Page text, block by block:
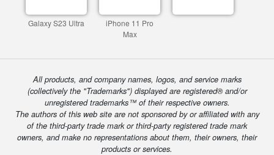
Galaxy S23 Ultra
iPhone 11 Pro
Max
All products, and company names, logos, and service marks
(collectively the "Trademarks") displayed are registered® and/or
unregistered trademarks™ of their respective owners.
The authors of this web site are not sponsored by or affiliated with any
of the third-party trade mark or third-party registered trade mark
owners, and make no representations about them, their owners, their
products or services.